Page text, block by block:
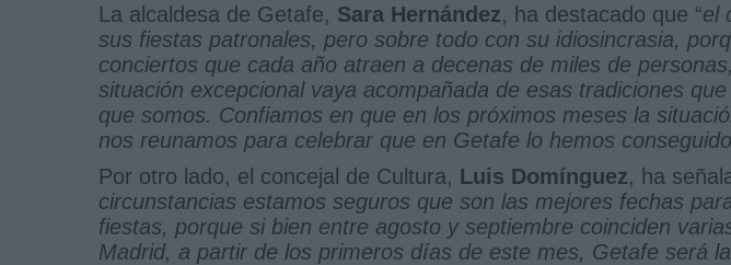
La alcaldesa de Getafe, Sara Hernández, ha destacado que “el
sus fiestas patronales, pero sobre todo con su idiosincrasia,
conciertos que cada año atraen a decenas de miles de
situación excepcional vaya acompañada de esas tradiciones
que somos. Confiamos en que en los próximos meses la
nos reunamos para celebrar que en Getafe lo hemos
Por otro lado, el concejal de Cultura, Luis Domínguez, ha
circunstancias estamos seguros que son las mejores fechas
fiestas, porque si bien entre agosto y septiembre coinciden
Madrid, a partir de los primeros días de este mes, Getafe será